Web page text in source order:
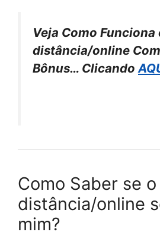
Veja Como Funciona
distância/online
Bônus… Clicando
Como Saber se o
distância/online
mim?